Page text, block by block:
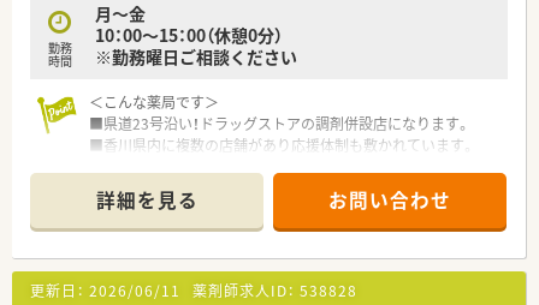
庫管理、在宅業務におけるタブレット型端末の活用等、様々な業
務においてIT機器による効率化を図っています。
■新入社員の場合入社後は一週間程度、本部にて会社規則・ビジ
■お薬の専門的な知識だけでなく、接遇やコーチング研修を取り
入れています。
■薬局内勉強会や、各店舗で新薬についての情報を製薬会社の担
■中堅社員や幹部社員向けに、リーダー研修やマネージメント研
修も行われています。
■福利厚生として、契約保養所の利用が可能です。
す（上限有り）
勤務
時間
月～金
10：00～15：00（休憩0分）
※勤務曜日ご相談ください
＜こんな薬局です＞
■県道23号沿い！ドラッグストアの調剤併設店になります。
■香川県内に複数の店舗があり応援体制も敷かれています。
方箋応需しています。
■車通勤応相談。詫間駅からも徒歩11分程度で通勤できます。
＜業務内容＞
■調剤・投薬・監査等外来処方箋対応をお願いいたします。
詳細を見る お問い合わせ
更新日： 2026/06/11 薬剤師求人ID： 538828